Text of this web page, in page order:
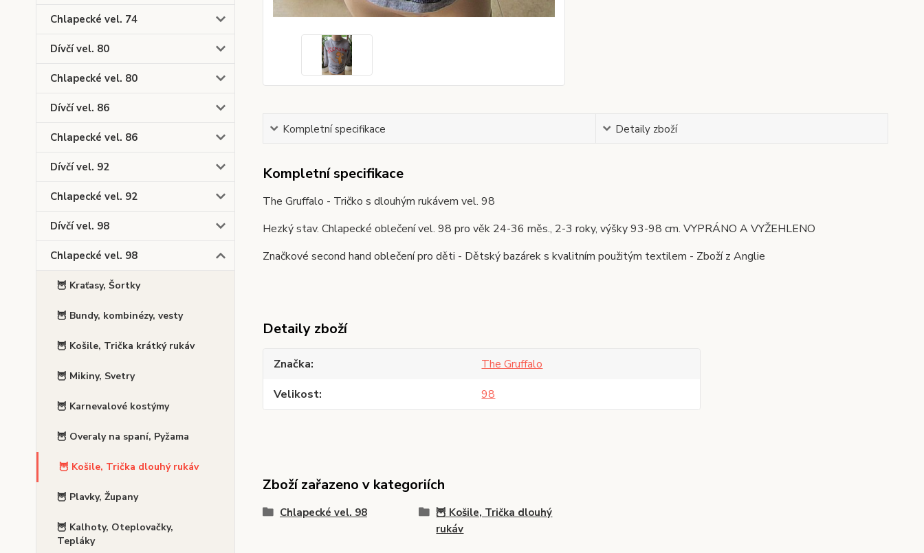
Chlapecké vel. 74
Dívčí vel. 80
Chlapecké vel. 80
Dívčí vel. 86
Chlapecké vel. 86
Dívčí vel. 92
Chlapecké vel. 92
Dívčí vel. 98
Chlapecké vel. 98
🦉 Kraťasy, Šortky
🦉 Bundy, kombinézy, vesty
🦉 Košile, Trička krátký rukáv
🦉 Mikiny, Svetry
🦉 Karnevalové kostýmy
🦉 Overaly na spaní, Pyžama
🦉 Košile, Trička dlouhý rukáv
🦉 Plavky, Župany
🦉 Kalhoty, Oteplovačky,
Tepláky
Kompletní specifikace Detaily zboží
Kompletní specifikace
The Gruffalo - Tričko s dlouhým rukávem vel. 98
Hezký stav. Chlapecké oblečení vel. 98 pro věk 24-36 měs., 2-3 roky, výšky 93-98 cm. VYPRÁNO A VYŽEHLENO
Značkové second hand oblečení pro děti - Dětský bazárek s kvalitním použitým textilem - Zboží z Anglie
Detaily zboží
Značka
The Gruffalo
Velikost
98
Zboží zařazeno v kategoriích
Chlapecké vel. 98
🦉 Košile, Trička dlouhý
rukáv